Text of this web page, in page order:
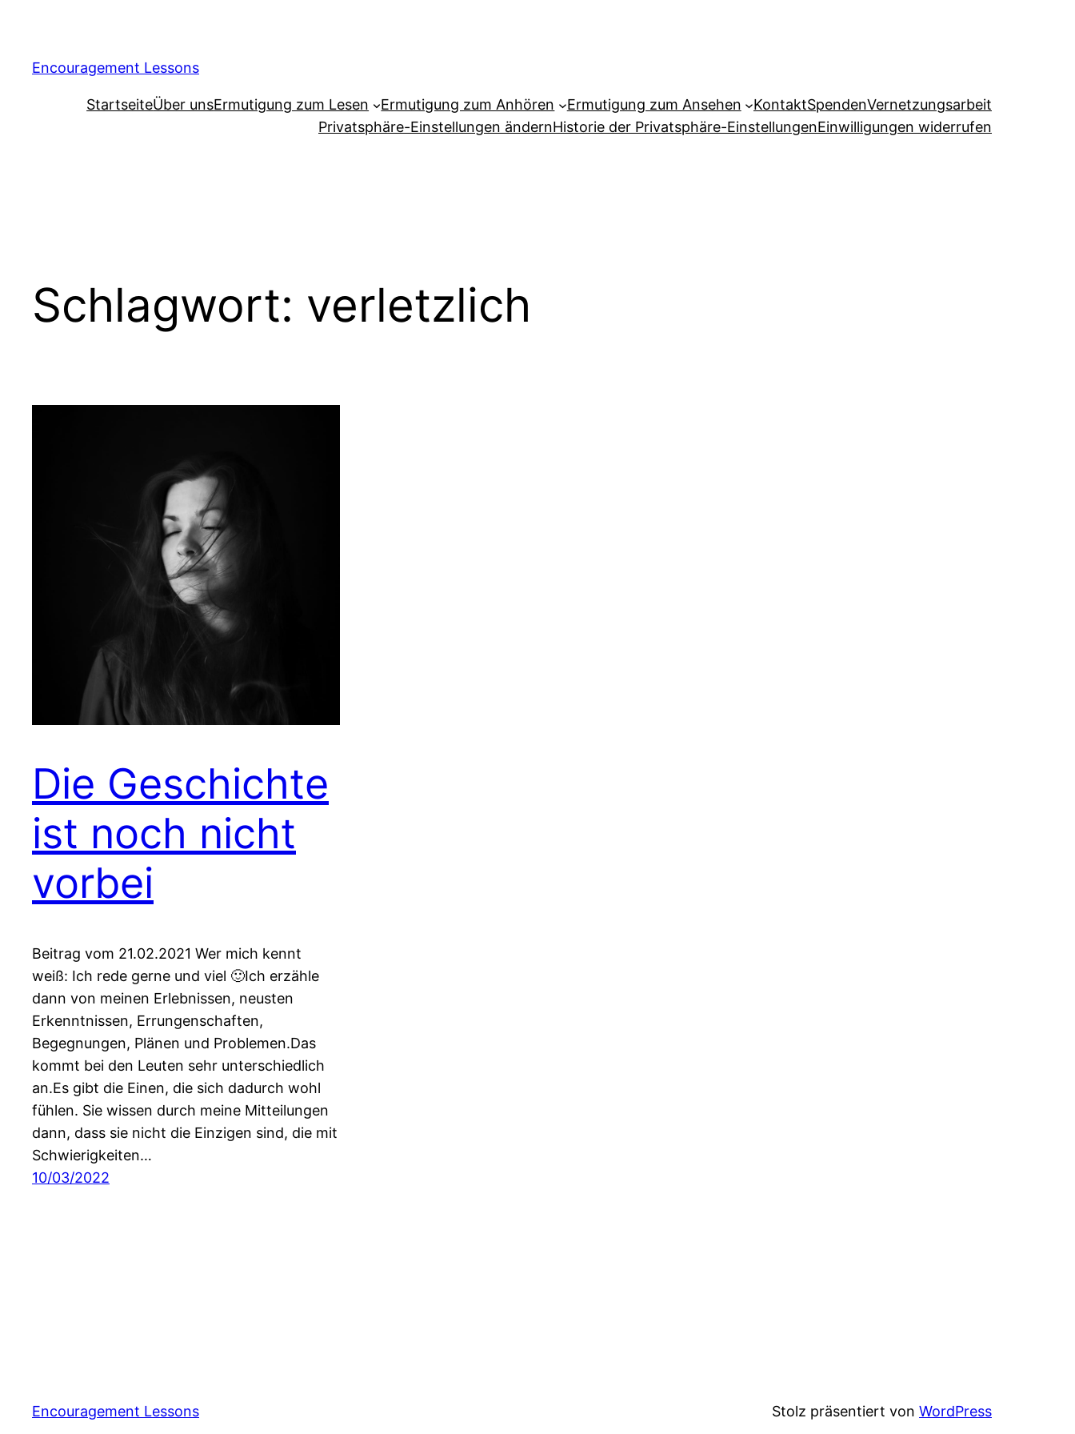
Encouragement Lessons
StartseiteÜber unsErmutigung zum Lesen Ermutigung zum Anhören Ermutigung zum Ansehen KontaktSpendenVernetzungsarbeit
Privatsphäre-Einstellungen ändernHistorie der Privatsphäre-EinstellungenEinwilligungen widerrufen
Schlagwort: verletzlich
Die Geschichte
ist noch nicht
vorbei
Beitrag vom 21.02.2021 Wer mich kennt
weiß: Ich rede gerne und viel 🙂Ich erzähle
dann von meinen Erlebnissen, neusten
Erkenntnissen, Errungenschaften,
Begegnungen, Plänen und Problemen.Das
kommt bei den Leuten sehr unterschiedlich
an.Es gibt die Einen, die sich dadurch wohl
fühlen. Sie wissen durch meine Mitteilungen
dann, dass sie nicht die Einzigen sind, die mit
Schwierigkeiten…
10/03/2022
Encouragement Lessons Stolz präsentiert von WordPress